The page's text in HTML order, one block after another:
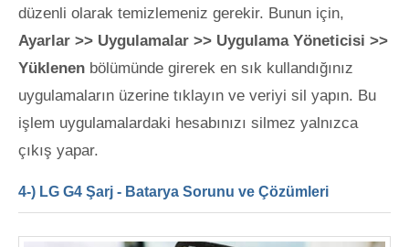
düzenli olarak temizlemeniz gerekir. Bunun için,
Ayarlar >> Uygulamalar >> Uygulama Yöneticisi >>
Yüklenen bölümünde girerek en sık kullandığınız
uygulamaların üzerine tıklayın ve veriyi sil yapın. Bu
işlem uygulamalardaki hesabınızı silmez yalnızca
çıkış yapar.
4-) LG G4 Şarj - Batarya Sorunu ve Çözümleri